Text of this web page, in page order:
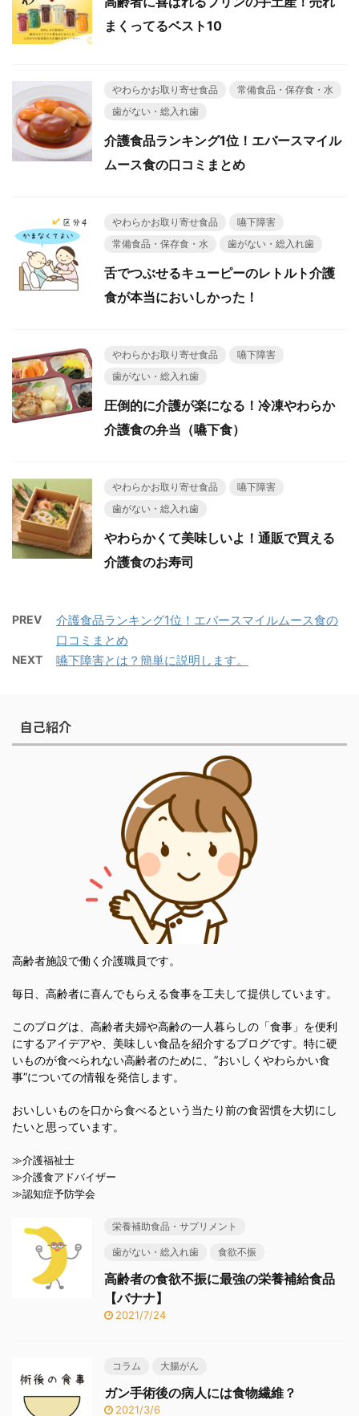
まくってるベスト10
やわらかお取り寄せ食品
常備食品・保存食・水
歯がない・総入れ歯
介護食品ランキング1位！エバースマイル
ムース食の口コミまとめ
やわらかお取り寄せ食品
嚥下障害
常備食品・保存食・水
歯がない・総入れ歯
舌でつぶせるキューピーのレトルト介護
食が本当においしかった！
やわらかお取り寄せ食品
嚥下障害
歯がない・総入れ歯
圧倒的に介護が楽になる！冷凍やわらか
介護食の弁当（嚥下食）
やわらかお取り寄せ食品
嚥下障害
歯がない・総入れ歯
やわらかくて美味しいよ！通販で買える
介護食のお寿司
PREV
介護食品ランキング1位！エバースマイルムース食の
口コミまとめ
NEXT 嚥下障害とは？簡単に説明します。
自己紹介
高齢者施設で働く介護職員です。
毎日、高齢者に喜んでもらえる食事を工夫して提供しています。
このブログは、高齢者夫婦や高齢の一人暮らしの「食事」を便利
にするアイデアや、美味しい食品を紹介するブログです。特に硬
いものが食べられない高齢者のために、”おいしくやわらかい食
事”についての情報を発信します。
おいしいものを口から食べるという当たり前の食習慣を大切にし
たいと思っています。
≫介護福祉士
≫介護食アドバイザー
≫認知症予防学会
栄養補助食品・サプリメント
歯がない・総入れ歯 食欲不振
高齢者の食欲不振に最強の栄養補給食品
【バナナ】
2021/7/24
コラム 大腸がん
ガン手術後の病人には食物繊維？
2021/3/6